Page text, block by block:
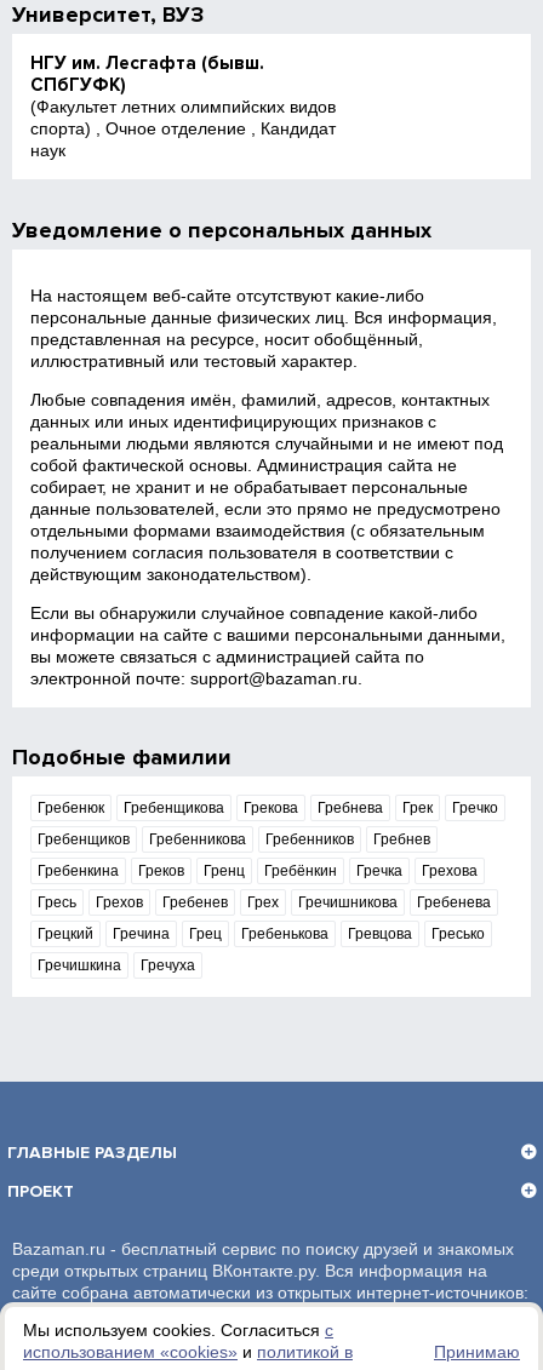
Мы используем cookies. Согласиться с
использованием «сookies» и политикой в
Принимаю
Университет, ВУЗ
НГУ им. Лесгафта (бывш.
СПбГУФК)
(Факультет летних олимпийских видов
спорта) , Очное отделение , Кандидат
наук
Уведомление о персональных данных
На настоящем веб‑сайте отсутствуют какие‑либо
персональные данные физических лиц. Вся информация,
представленная на ресурсе, носит обобщённый,
иллюстративный или тестовый характер.
Любые совпадения имён, фамилий, адресов, контактных
данных или иных идентифицирующих признаков с
реальными людьми являются случайными и не имеют под
собой фактической основы. Администрация сайта не
собирает, не хранит и не обрабатывает персональные
данные пользователей, если это прямо не предусмотрено
отдельными формами взаимодействия (с обязательным
получением согласия пользователя в соответствии с
действующим законодательством).
Если вы обнаружили случайное совпадение какой‑либо
информации на сайте с вашими персональными данными,
вы можете связаться с администрацией сайта по
электронной почте:support@bazaman.ru
Подобные фамилии
Гребенюк Гребенщикова Грекова Гребнева Грек
Гречко
Гребенщиков
Гребенникова Гребенников
Гребнев
Гребенкина
Греков Гренц Гребёнкин Гречка
Грехова
Гресь
Грехов Гребенев Грех Гречишникова
Гребенева
Грецкий
Гречина Грец Гребенькова Гревцова
Гресько
Гречишкина
Гречуха
ГЛАВНЫЕ РАЗДЕЛЫ
ПРОЕКТ
Bazaman.ru - бесплатный сервис по поиску друзей и знакомых
среди открытых страниц ВКонтакте.ру. Вся информация на
сайте собрана автоматически из открытых интернет-источников:
администрация сайта ответственности не несет.